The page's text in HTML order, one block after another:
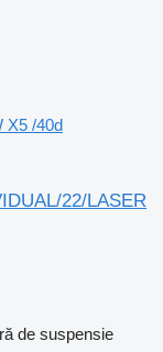
X5 /40d
22/LASER
de suspensie